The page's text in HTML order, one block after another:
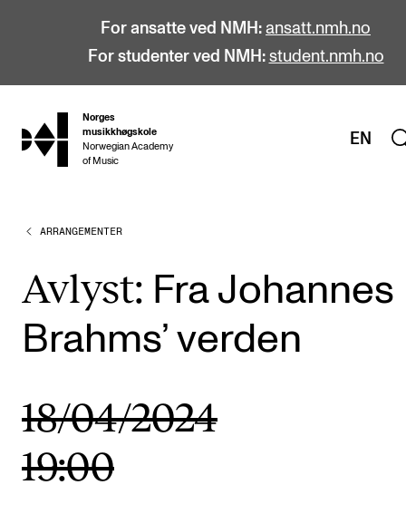
For ansatte ved NMH: ansatt.nmh.no
For studenter ved NMH: student.nmh.no
hjem
Norges
musikkhøgskole
Norwegian Academy
of Music
EN
STUDIER
Bachelor
Master
Etterutdanning og kurs
Talentutvikling
ARRANGEMENTER
Avlyst: Fra Johannes
Brahms’ verden
18/04/2024
19:00